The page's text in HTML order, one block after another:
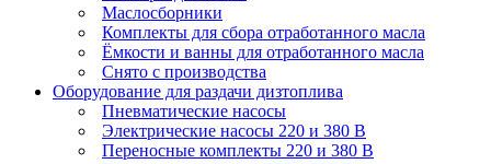
Маслосборники
Комплекты для сбора отработанного масла
Ёмкости и ванны для отработанного масла
Снято с производства
Оборудование для раздачи дизтоплива
Пневматические насосы
Электрические насосы 220 и 380 В
Переносные комплекты 220 и 380 В